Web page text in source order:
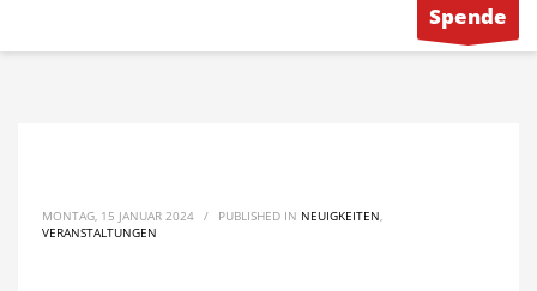
Spende
MONTAG, 15 JANUAR 2024 / PUBLISHED IN NEUIGKEITEN
VERANSTALTUNGEN